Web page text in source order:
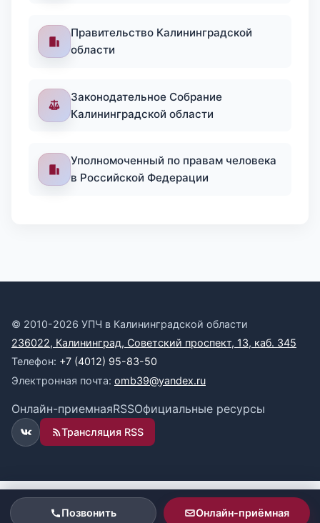
Правительство Калининградской
области
Законодательное Собрание
Калининградской области
Уполномоченный по правам человека
в Российской Федерации
© 2010-2026 УПЧ в Калининградской области
236022, Калининград, Советский проспект, 13, каб. 345
Телефон: +7 (4012) 95-83-50
Электронная почта: omb39@yandex.ru
Онлайн-приемнаяRSSОфициальные ресурсы
ВКонтакте
Трансляция RSS
Позвонить Онлайн-приёмная